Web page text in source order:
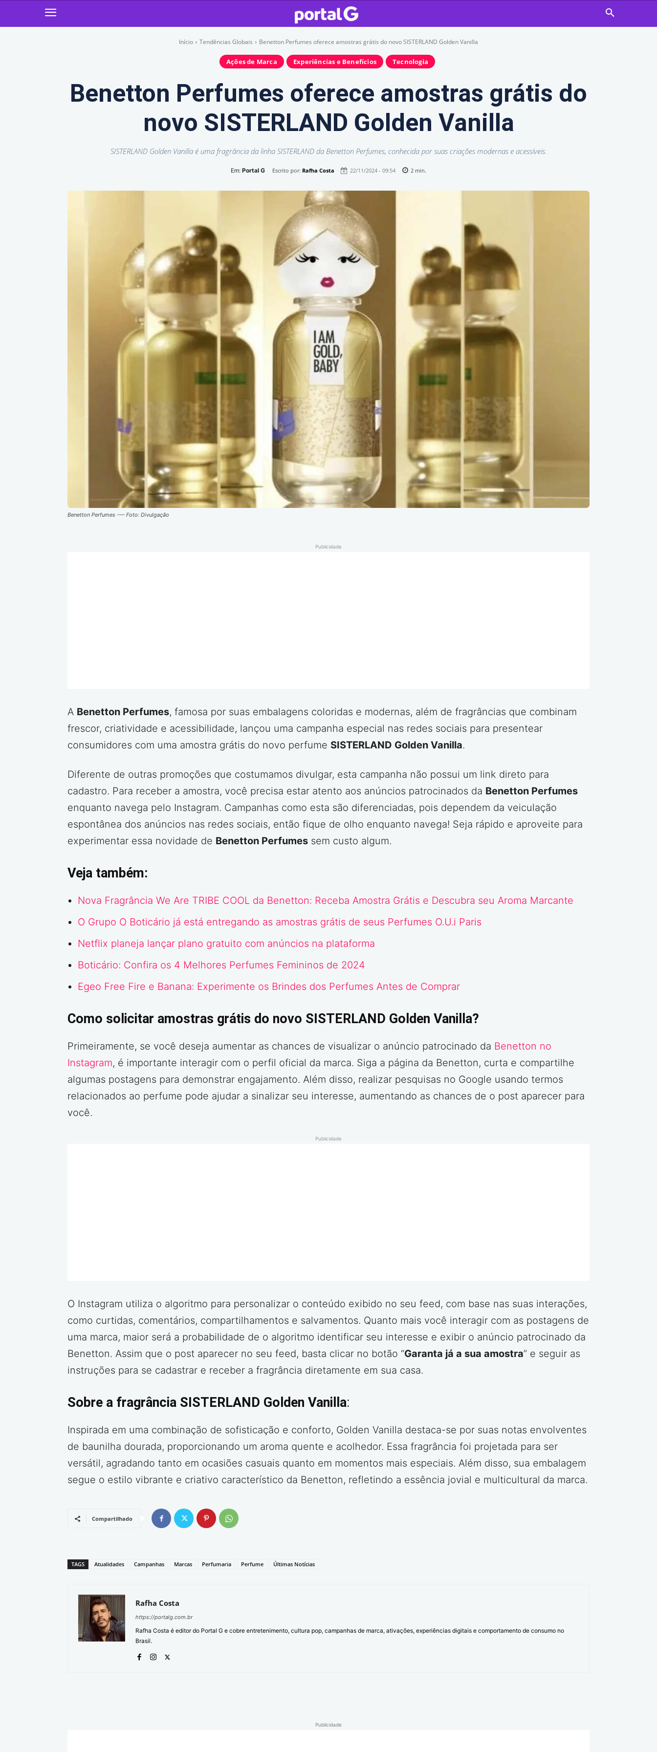
Início Tendências Globais Benetton Perfumes oferece amostras grátis do novo SISTERLAND Golden Vanilla
Ações de Marca Experiências e Benefícios Tecnologia
Benetton Perfumes oferece amostras grátis do
novo SISTERLAND Golden Vanilla
SISTERLAND Golden Vanilla é uma fragrância da linha SISTERLAND da Benetton Perfumes, conhecida por suas criações modernas e acessíveis.
Em: Portal G Escrito por: Rafha Costa 22/11/2024 - 09:54 2 min.
Benetton Perfumes -— Foto: Divulgação
Publicidade
A Benetton Perfumes, famosa por suas embalagens coloridas e modernas, além de fragrâncias que combinam
frescor, criatividade e acessibilidade, lançou uma campanha especial nas redes sociais para presentear
consumidores com uma amostra grátis do novo perfume SISTERLAND Golden Vanilla.
Diferente de outras promoções que costumamos divulgar, esta campanha não possui um link direto para
cadastro. Para receber a amostra, você precisa estar atento aos anúncios patrocinados da Benetton Perfumes
enquanto navega pelo Instagram. Campanhas como esta são diferenciadas, pois dependem da veiculação
espontânea dos anúncios nas redes sociais, então fique de olho enquanto navega! Seja rápido e aproveite para
experimentar essa novidade de Benetton Perfumes sem custo algum.
Veja também:
Nova Fragrância We Are TRIBE COOL da Benetton: Receba Amostra Grátis e Descubra seu Aroma Marcante
O Grupo O Boticário já está entregando as amostras grátis de seus Perfumes O.U.i Paris
Netflix planeja lançar plano gratuito com anúncios na plataforma
Boticário: Confira os 4 Melhores Perfumes Femininos de 2024
Egeo Free Fire e Banana: Experimente os Brindes dos Perfumes Antes de Comprar
Como solicitar amostras grátis do novo SISTERLAND Golden Vanilla?
Primeiramente, se você deseja aumentar as chances de visualizar o anúncio patrocinado da Benetton no
Instagram, é importante interagir com o perfil oficial da marca. Siga a página da Benetton, curta e compartilhe
algumas postagens para demonstrar engajamento. Além disso, realizar pesquisas no Google usando termos
relacionados ao perfume pode ajudar a sinalizar seu interesse, aumentando as chances de o post aparecer para
você.
Publicidade
O Instagram utiliza o algoritmo para personalizar o conteúdo exibido no seu feed, com base nas suas interações,
como curtidas, comentários, compartilhamentos e salvamentos. Quanto mais você interagir com as postagens de
uma marca, maior será a probabilidade de o algoritmo identificar seu interesse e exibir o anúncio patrocinado da
Benetton. Assim que o post aparecer no seu feed, basta clicar no botão “Garanta já a sua amostra” e seguir as
instruções para se cadastrar e receber a fragrância diretamente em sua casa.
Sobre a fragrância SISTERLAND Golden Vanilla:
Inspirada em uma combinação de sofisticação e conforto, Golden Vanilla destaca-se por suas notas envolventes
de baunilha dourada, proporcionando um aroma quente e acolhedor. Essa fragrância foi projetada para ser
versátil, agradando tanto em ocasiões casuais quanto em momentos mais especiais. Além disso, sua embalagem
segue o estilo vibrante e criativo característico da Benetton, refletindo a essência jovial e multicultural da marca.
Compartilhado
TAGS Atualidades Campanhas Marcas Perfumaria Perfume Últimas Notícias
Rafha Costa
https://portalg.com.br
Rafha Costa é editor do Portal G e cobre entretenimento, cultura pop, campanhas de marca, ativações, experiências digitais e comportamento de consumo no
Brasil.
Publicidade